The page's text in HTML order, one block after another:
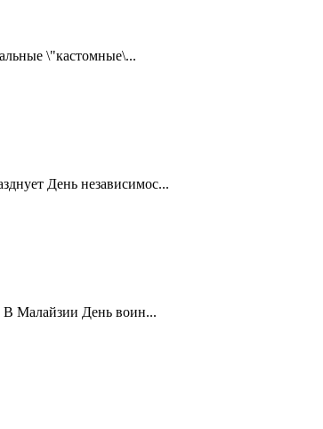
\"кастомные\...
День независимос...
В Малайзии День воин...